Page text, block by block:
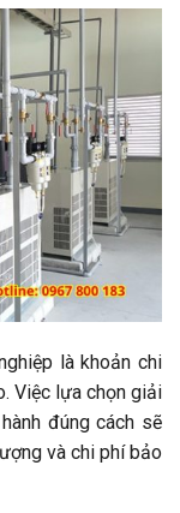
là khoản chi
Việc lựa chọn giải
đúng cách sẽ
và chi phí bảo